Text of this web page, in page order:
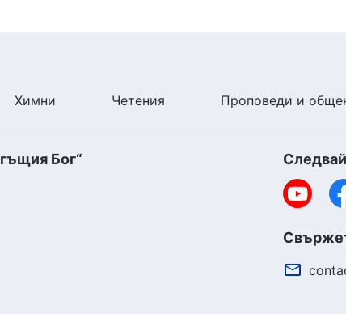
Химни Четения Проповеди и
Бог“